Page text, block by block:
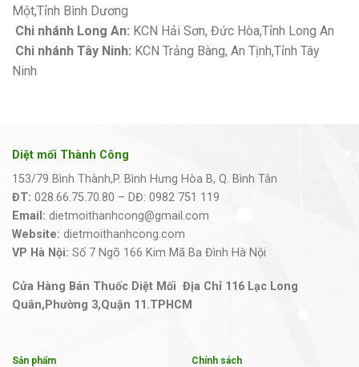
Một,Tỉnh Bình Dương
Chi nhánh Long An: KCN Hải Sơn, Đức Hòa,Tỉnh Long An
Chi nhánh Tây Ninh: KCN Trảng Bàng, An Tịnh,Tỉnh Tây
Ninh
Diệt mối Thành Công
153/79 Bình Thành,P. Bình Hưng Hòa B, Q. Bình Tân
ĐT: 028.66.75.70.80 – DĐ: 0982 751 119
Email: dietmoithanhcong@gmail.com
Website: dietmoithanhcong.com
VP Hà Nội: Số 7 Ngõ 166 Kim Mã Ba Đình Hà Nội
Cửa Hàng Bán Thuốc Diệt Mối Địa Chỉ 116 Lạc Long
Quân,Phường 3,Quận 11.TPHCM
Sản phẩm
Chính sách